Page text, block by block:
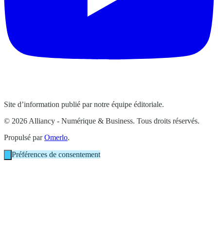
Site d’information publié par notre équipe éditoriale.
© 2026 Alliancy - Numérique & Business. Tous droits réservés.
Propulsé parOmerlo.
Préférences de consentement